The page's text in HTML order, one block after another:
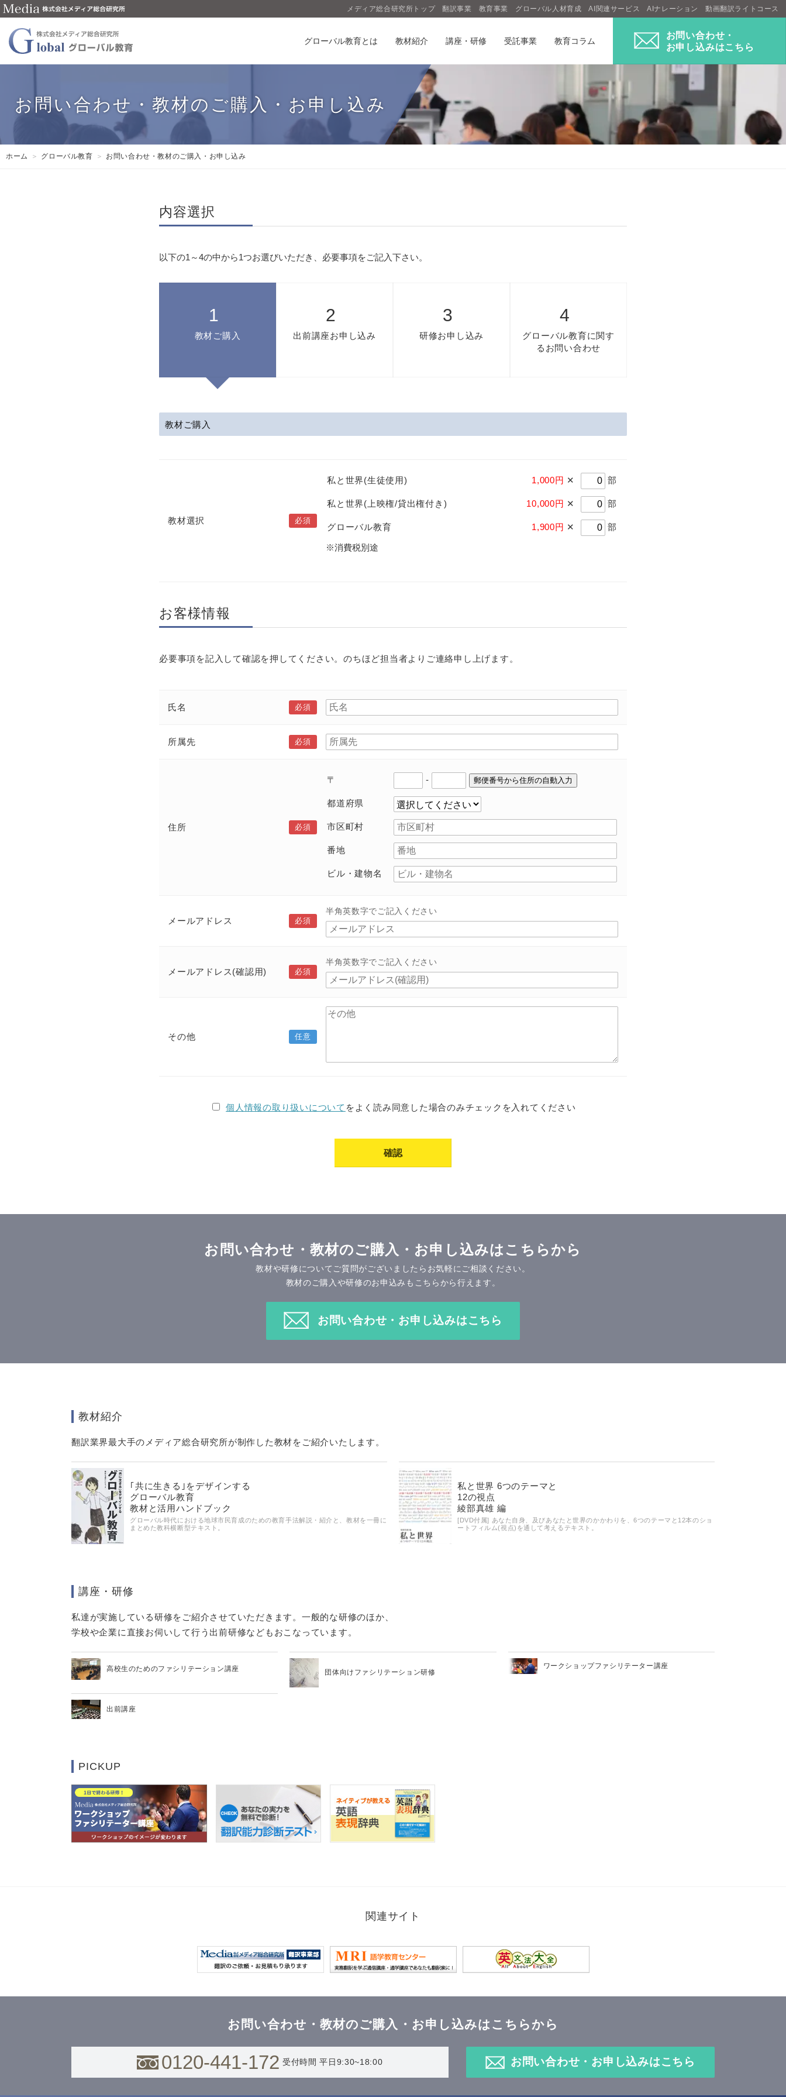
メディア総合研究所トップ 翻訳事業 教育事業 グローバル人材育成 AI関連サービス AIナレーション 動画翻訳ライトコース
お問い合わせ・
お申し込みはこちら
グローバル教育とは 教材紹介 講座・研修 受託事業 教育コラム
お問い合わせ・教材のご購入・お申し込み
ホーム グローバル教育 お問い合わせ・教材のご購入・お申し込み
内容選択
以下の1～4の中から1つお選びいただき、必要事項をご記入下さい。
教材ご購入 出前講座お申し込み 研修お申し込み
グローバル教育に関す
るお問い合わせ
教材ご購入
教材選択
私と世界(生徒使用) 1,000円 ✕ 部
私と世界(上映権/貸出権付き) 10,000円 ✕ 部
グローバル教育 1,900円 ✕ 部
※消費税別途
お客様情報
必要事項を記入して確認を押してください。のちほど担当者よりご連絡申し上げます。
氏名
所属先
住所
〒 - 郵便番号から住所の自動入力
都道府県
市区町村
番地
ビル・建物名
メールアドレス
半角英数字でご記入ください
メールアドレス(確認用)
半角英数字でご記入ください
その他
個人情報の取り扱いについて をよく読み同意した場合のみチェックを入れてください
お問い合わせ・教材のご購入 ・お申し込みはこちらから
教材や研修についてご質問がございましたらお気軽にご相談ください。
教材のご購入や研修のお申込みもこちらから行えます。
お問い合わせ・お申し込みはこちら
教材紹介
翻訳業界最大手のメディア総合研究所が制作した教材をご紹介いたします。
｢共に生きる｣をデザインする
グローバル教育
教材と活用ハンドブック
グローバル時代における地球市民育成のための教育手法解説・紹介と、教材を一冊に
まとめた教科横断型テキスト。
私と世界 6つのテーマと
12の視点
綾部真雄 編
[DVD付属] あなた自身、及びあなたと世界のかかわりを、6つのテーマと12本のショ
ートフィルム(視点)を通して考えるテキスト。
講座・研修
私達が実施している研修をご紹介させていただきます。一般的な研修のほか、
学校や企業に直接お伺いして行う出前研修などもおこなっています。
高校生のためのファシリテーション講座 団体向けファシリテーション研修
ワークショップファシリテーター講座
出前講座
PICKUP
関連サイト
お問い合わせ・教材のご購入 ・お申し込みはこちらから
0120-441-172 受付時間 平日9:30~18:00 お問い合わせ・お申し込みはこちら